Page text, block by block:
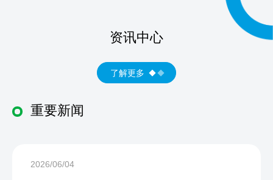
资讯中心
了解更多
重要新闻
2026/06/04